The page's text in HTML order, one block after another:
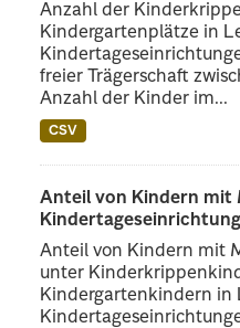
Anzahl der
Kindergartenplätze in
freier Trägerschaft
Anzahl der Kinder im...
CSV
Anteil von Kindern
Anteil von Kindern mit
unter
Kindergartenkindern in